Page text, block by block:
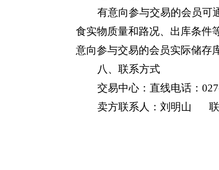
有意向参与交易的会员可
食实物质量和路况、出库条件
意向参与交易的会员实际储存
八、联系方式
交易中心：直线电话：
卖方联系人：刘明山 联